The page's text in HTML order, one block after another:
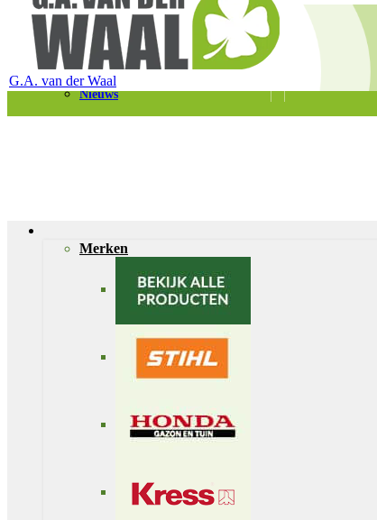
Telefoon 0180 – 421399
Schaapherderweg 6, 2988 CK Ridderkerk
Vacatures
Nieuws
G.A. van der Waal
Merken